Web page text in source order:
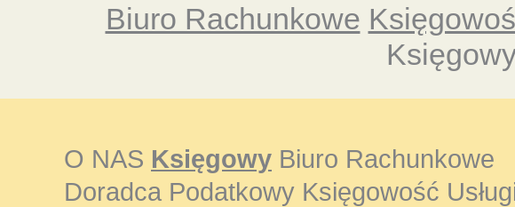
Biuro Rachunkowe
O NAS Księgowy Biuro Rachunkowe
Doradca Podatkowy Księgowość